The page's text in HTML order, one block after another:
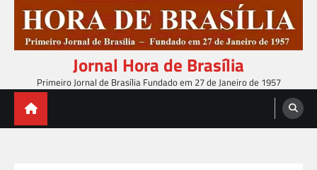
content
Jornal Hora de Brasília
Primeiro Jornal de Brasília Fundado em 27 de Janeiro de 1957